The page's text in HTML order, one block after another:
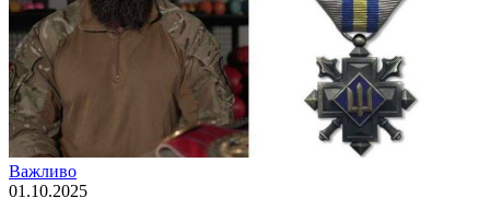
Важливо
01.10.2025